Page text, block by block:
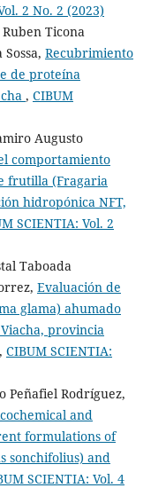
2 No. 2 (2023)
Ticona
Recubrimiento
de proteína
, CIBUM
Augusto
comportamiento
frutilla (Fragaria
hidropónica NFT,
SCIENTIA: Vol. 2
Taboada
Evaluación de
glama) ahumado
provincia
, CIBUM SCIENTIA:
Peñafiel Rodríguez,
and
formulations of
sonchifolius) and
SCIENTIA: Vol. 4